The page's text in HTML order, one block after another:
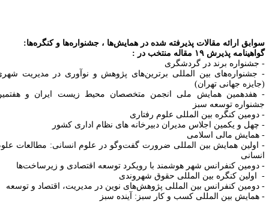
ارائه مقالات پذیرفته شده در همایش‌ها ، جشنواره‌ها و کنگره‌ها:
پذیرش۱۹مقاله منتخب در :
جشنواره برند در گردشگری
جشنواره‌های بین‌ المللی برترین‌های پژوهش و نوآوری در مدیریت شهری‌
جهانی تهران)
هفدهمین همایش ملی انجمن متخصصان محیط‌ زیست ایران و هفتمین
توسعه سبز
دومین کنگره بین‌ المللی علوم رفتاری
چهل و یکمین اجلاس مدیران دبیرخانه های نظام اداری کشور
همایش مالی اسلامی
اولین همایش بین المللی ضرورت گفت‌وگو در علوم انسانی: مطالعات علوم
دومین کنفرانس شهر هوشمند با رویکرد توسعه اقتصادی و زیرساخت‌ها
اولین کنگره بین‌ المللی حقوق شهروندی
دومین کنفرانس بین‌ المللی پژوهش‌های نوین در مدیریت، اقتصاد و توسعه
همایش بین‌ المللی کسب و کار سبز: آینده سبز